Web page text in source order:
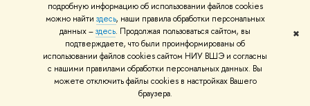
подробную информацию об использовании файлов cookies
можно найти здесь, наши правила обработки персональных
данных –здесь. Продолжая пользоваться сайтом, вы
подтверждаете, что были проинформированы об
использовании файлов cookies сайтом НИУ ВШЭ и согласны
с нашими правилами обработки персональных данных. Вы
можете отключить файлы cookies в настройках Вашего
браузера.
✖
Единая платежная страница
© НИУ ВШЭ 1993–2026 Адреса и контакты Условия использования
материалов Политика конфиденциальности Карта сайта
Шрифты HSE Sans и HSE Slab разработаны вШколе дизайна НИУ ВШЭ